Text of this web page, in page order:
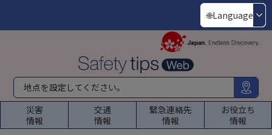
🌐Language
地点を設定してください。
災害
情報
交通
情報
緊急連絡先
情報
お役立ち
情報